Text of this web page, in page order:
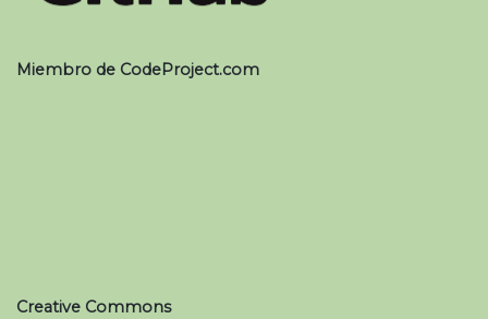
Miembro de CodeProject.com
Creative Commons